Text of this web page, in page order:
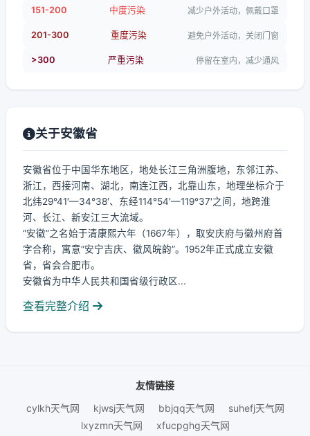
151-200 中度污染 减少户外活动，佩戴口罩
201-300 重度污染 避免户外活动，关闭门窗
>300 严重污染 停留在室内，减少通风
关于安徽省
安徽省位于中国华东地区，地处长江三角洲腹地，东邻江苏、
浙江，西接河南、湖北，南连江西，北靠山东，地理坐标介于
北纬29°41′—34°38′、东经114°54′—119°37′之间，地跨淮
河、长江、新安江三大流域。
“安徽”之名始于清康熙六年（1667年），取安庆府与徽州府首
字合称，寓意“安宁吉庆、徽风皖韵”。1952年正式成立安徽
省，省会合肥市。
安徽省为中华人民共和国省级行政区...
查看完整介绍
友情链接
cylkh天气网
kjwsj天气网 bbjqq天气网
suhefj天气网
lxyzmn天气网
xfucpghg天气网